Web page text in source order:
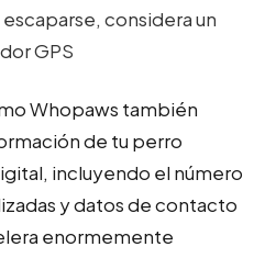
considera un
GPS
Whopaws también
de tu perro
incluyendo el número
y datos de contacto
enormemente